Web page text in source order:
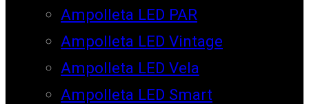
Ampolleta LED PAR
Ampolleta LED Vintage
Ampolleta LED Vela
Ampolleta LED Smart